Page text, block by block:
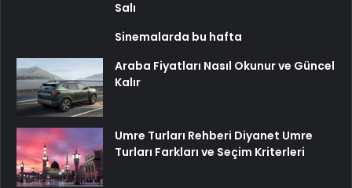
Salı
Sinemalarda bu hafta
Araba Fiyatları Nasıl Okunur ve Güncel
Kalır
Umre Turları Rehberi Diyanet Umre
Turları Farkları ve Seçim Kriterleri